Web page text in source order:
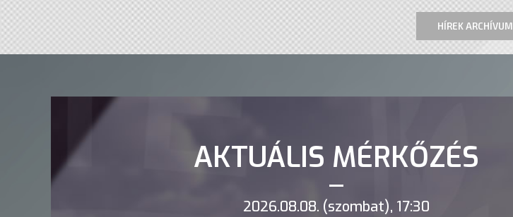
HÍREK ARCHÍVUM
AKTUÁLIS MÉRKŐZÉS
2026.08.08. (szombat), 17:30